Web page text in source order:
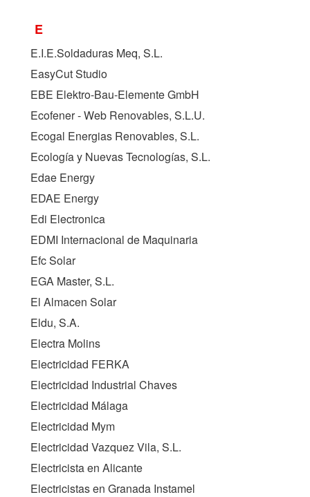
E
E.I.E.Soldaduras Meq, S.L.
EasyCut Studio
EBE Elektro-Bau-Elemente GmbH
Ecofener - Web Renovables, S.L.U.
Ecogal Energias Renovables, S.L.
Ecología y Nuevas Tecnologías, S.L.
Edae Energy
EDAE Energy
Edi Electronica
EDMI Internacional de Maquinaria
Efc Solar
EGA Master, S.L.
El Almacen Solar
Eldu, S.A.
Electra Molins
Electricidad FERKA
Electricidad Industrial Chaves
Electricidad Málaga
Electricidad Mym
Electricidad Vazquez Vila, S.L.
Electricista en Alicante
Electricistas en Granada Instamel